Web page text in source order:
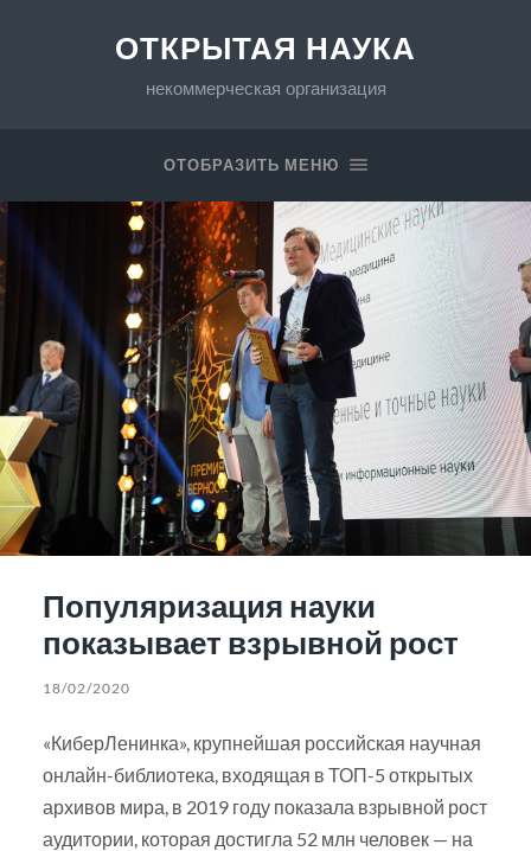
ОТКРЫТАЯ НАУКА
некоммерческая организация
ОТОБРАЗИТЬ МЕНЮ
Популяризация науки
показывает взрывной рост
18/02/2020
«КиберЛенинка», крупнейшая российская научная
онлайн-библиотека, входящая в ТОП-5 открытых
архивов мира, в 2019 году показала взрывной рост
аудитории, которая достигла 52 млн человек — на